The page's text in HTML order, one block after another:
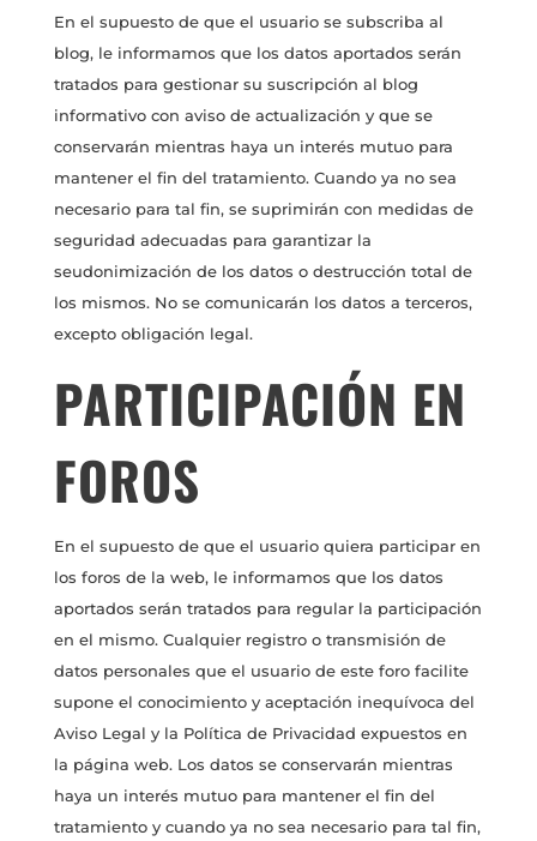
En el supuesto de que el usuario se subscriba al
blog, le informamos que los datos aportados serán
tratados para gestionar su suscripción al blog
informativo con aviso de actualización y que se
conservarán mientras haya un interés mutuo para
mantener el fin del tratamiento. Cuando ya no sea
necesario para tal fin, se suprimirán con medidas de
seguridad adecuadas para garantizar la
seudonimización de los datos o destrucción total de
los mismos. No se comunicarán los datos a terceros,
excepto obligación legal.
PARTICIPACIÓN EN
FOROS
En el supuesto de que el usuario quiera participar en
los foros de la web, le informamos que los datos
aportados serán tratados para regular la participación
en el mismo. Cualquier registro o transmisión de
datos personales que el usuario de este foro facilite
supone el conocimiento y aceptación inequívoca del
Aviso Legal y la Política de Privacidad expuestos en
la página web. Los datos se conservarán mientras
haya un interés mutuo para mantener el fin del
tratamiento y cuando ya no sea necesario para tal fin,